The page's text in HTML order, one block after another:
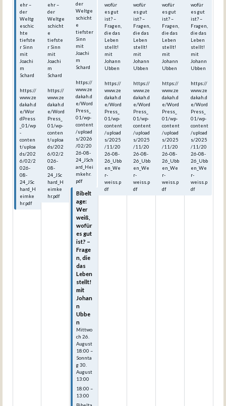
ehr –
der
Weltg
eschic
hte
tiefste
r Sinn
mit
Joachi
m
Schard
https://
www.ze
dakah.d
e/Wor
dPress
_01/wp
-
conten
t/uploa
ds/202
6/02/2
026-
08-
24_JSc
hard_H
eimke
hr.pdf
ehr –
der
Weltge
schicht
e
tiefste
r Sinn
mit
Joachi
m
Schard
https://
www.ze
dakah.d
e/Word
Press_
01/wp-
conten
t/uploa
ds/202
6/02/2
026-
08-
24_JSc
hard_H
eimke
hr.pdf
der
Weltge
schicht
e
tiefster
Sinn
mit
Joachi
m
Schard
https://
www.ze
dakah.d
e/Word
Press_
01/wp-
content
/upload
s/2026
/02/20
26-08-
24_JSch
ard_Hei
mkehr.
pdf
Bibelt
age:
Wer
weiß,
wofür
es gut
ist? –
Frage
n, die
das
Leben
stellt!
mit
Johan
n
Ubbe
n
Mittwo
ch 26.
August
18:00 –
Sonnta
g30.
August
13:00
18:00 –
13:00
wofür
es gut
ist? –
Fragen,
die das
Leben
stellt!
mit
Johann
Ubben
https://
www.ze
dakah.d
e/Word
Press_
01/wp-
content
/upload
s/2025
/11/20
26-08-
26_Ubb
en_We
r-
weiss.p
df
wofür
es gut
ist? –
Fragen,
die das
Leben
stellt!
mit
Johann
Ubben
https://
www.ze
dakah.d
e/Word
Press_
01/wp-
content
/upload
s/2025
/11/20
26-08-
26_Ubb
en_We
r-
weiss.p
df
wofür
es gut
ist? –
Fragen,
die das
Leben
stellt!
mit
Johann
Ubben
https://
www.ze
dakah.d
e/Word
Press_
01/wp-
content
/upload
s/2025
/11/20
26-08-
26_Ubb
en_We
r-
weiss.p
df
wofür
es gut
ist? –
Fragen,
die das
Leben
stellt!
mit
Johann
Ubben
https://
www.ze
dakah.d
e/Word
Press_
01/wp-
content
/upload
s/2025
/11/20
26-08-
26_Ubb
en_We
r-
weiss.p
df